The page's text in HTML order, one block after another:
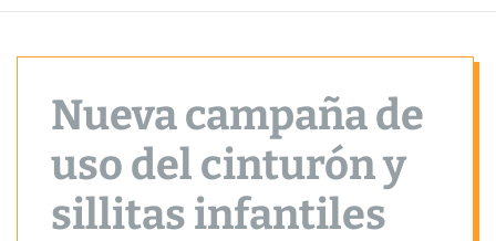
Nueva campaña de
uso del cinturón y
sillitas infantiles